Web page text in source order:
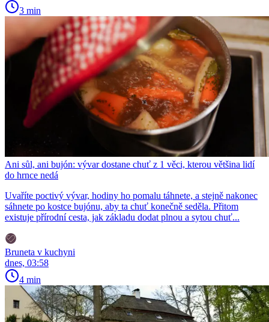
3 min
Ani sůl, ani bujón: vývar dostane chuť z 1 věci, kterou většina lidí
do hrnce nedá
Uvaříte poctivý vývar, hodiny ho pomalu táhnete, a stejně nakonec
sáhnete po kostce bujónu, aby ta chuť konečně seděla. Přitom
existuje přírodní cesta, jak základu dodat plnou a sytou chuť...
Bruneta v kuchyni
dnes, 03:58
4 min